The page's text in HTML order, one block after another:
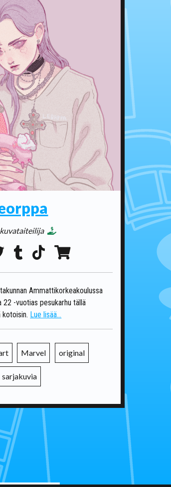
Ammattikorkeakoulussa
-vuotias pesukarhu tällä
kotoisin. Lue lisää...
Marvel original
sarjakuvia